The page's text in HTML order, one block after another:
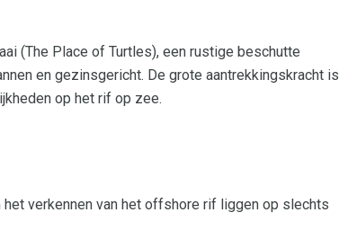
(The Place of Turtles), een rustige beschutte
en gezinsgericht. De grote aantrekkingskracht is
op het rif op zee.
verkennen van het offshore rif liggen op slechts